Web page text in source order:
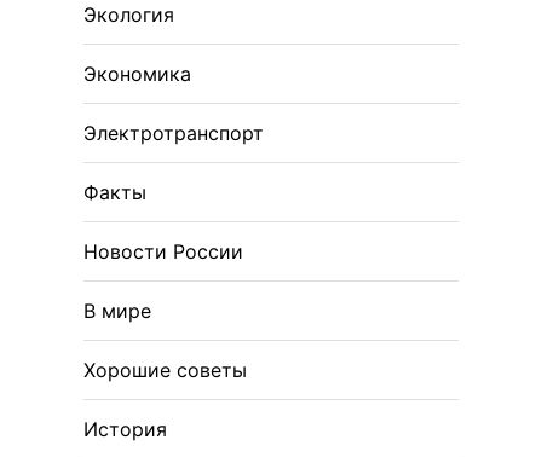
Экология
Экономика
Электротранспорт
Факты
Новости России
В мире
Хорошие советы
История